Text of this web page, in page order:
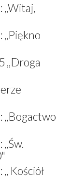
,,Witaj,
,,Droga
,,Bogactwo
Kościół